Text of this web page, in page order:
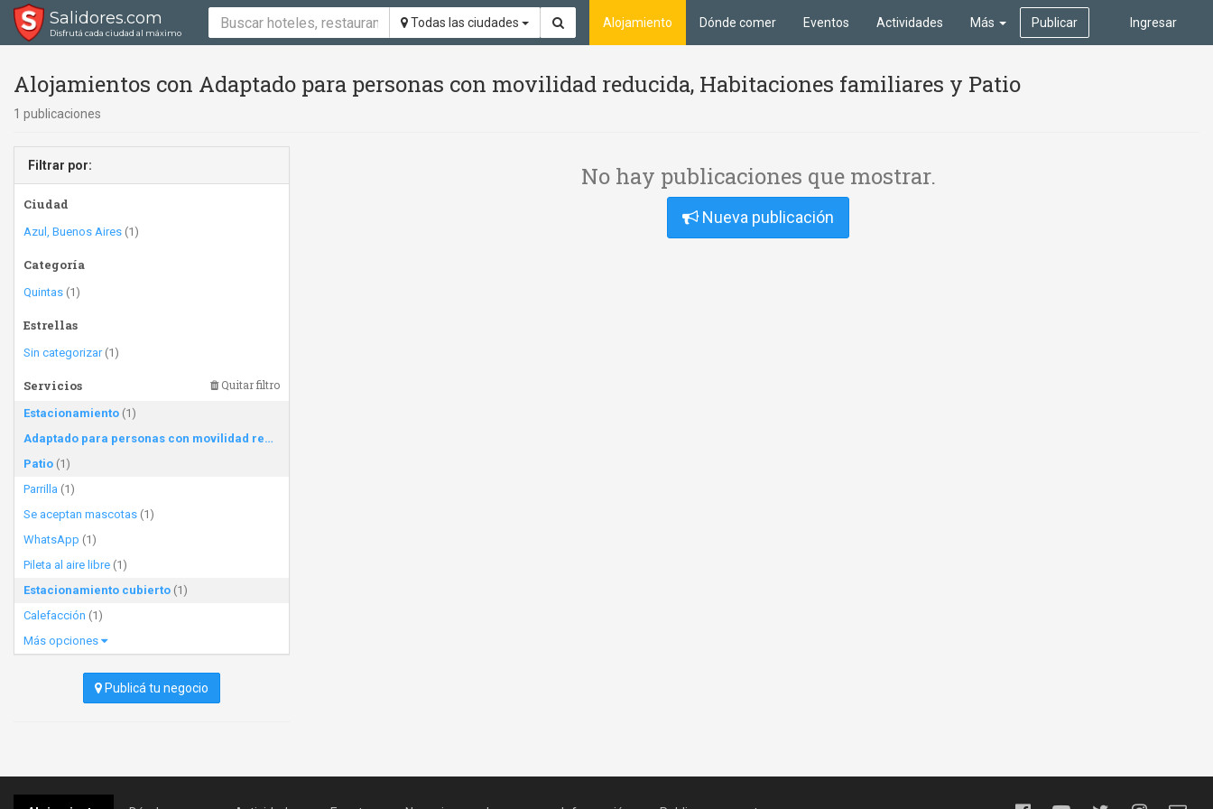
Salidores.com
Disfrutá cada ciudad al máximo
Todas las ciudades Ingresar
Alojamiento Dónde comer Eventos Actividades Más Publicar
Alojamientos con Adaptado para personas con movilidad reducida, Habitaciones familiares y Patio
1 publicaciones
Filtrar por:
Ciudad
Azul, Buenos Aires (1)
Categoría
Quintas (1)
Estrellas
Sin categorizar(1)
Servicios Quitar filtro
Estacionamiento (1)
Adaptado para personas con movilidad reducida
Patio (1)
Parrilla (1)
Se aceptan mascotas (1)
WhatsApp (1)
Pileta al aire libre (1)
Estacionamiento cubierto (1)
Calefacción (1)
Más opciones
Publicá tu negocio
No hay publicaciones que mostrar.
Nueva publicación